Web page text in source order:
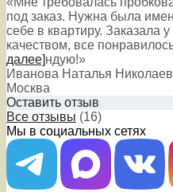
под заказ. Нужна была
себе в квартиру. Заказала
качеством, все
далее]ндую!»
Иванова Наталья
Москва
Оставить отзыв
Все отзывы (16)
Мы в социальных сетях